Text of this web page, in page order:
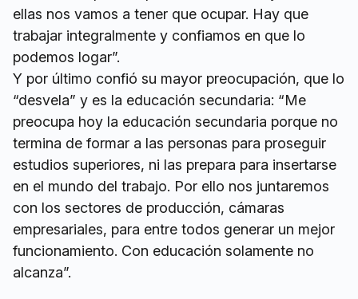
ellas nos vamos a tener que ocupar. Hay que
trabajar integralmente y confiamos en que lo
podemos logar”.
Y por último confió su mayor preocupación, que lo
“desvela” y es la educación secundaria: “Me
preocupa hoy la educación secundaria porque no
termina de formar a las personas para proseguir
estudios superiores, ni las prepara para insertarse
en el mundo del trabajo. Por ello nos juntaremos
con los sectores de producción, cámaras
empresariales, para entre todos generar un mejor
funcionamiento. Con educación solamente no
alcanza”.